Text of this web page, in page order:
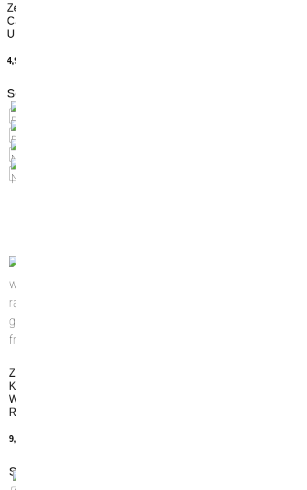
Zeus
Calza
United
4,90
Scegli
Zeus
K-
Way
Rain
9,00
Scegli